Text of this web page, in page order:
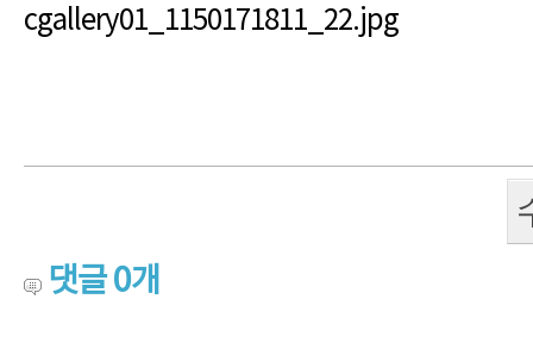
cgallery01_1150171811_22.jpg
댓글0개